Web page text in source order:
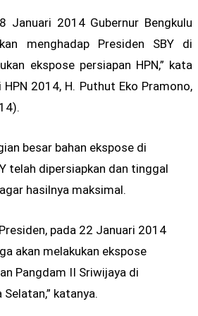
Januari 2014 Gubernur Bengkulu
menghadap Presiden SBY di
ekspose persiapan HPN,” kata
2014, H. Puthut Eko Pramono,
besar bahan ekspose di
telah dipersiapkan dan tinggal
hasilnya maksimal.
pada 22 Januari 2014
akan melakukan ekspose
Pangdam II Sriwijaya di
katanya.